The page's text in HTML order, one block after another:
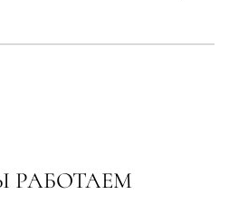
РАБОТАЕМ